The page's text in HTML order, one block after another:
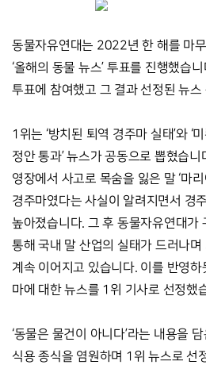
동물자유연대는 2022년 한 해를 마
‘올해의 동물 뉴스’ 투표를 진행했습
투표에 참여했고 그 결과 선정된 뉴스
1위는 ‘방치된 퇴역 경주마 실태’와 ‘
정안 통과’ 뉴스가 공동으로 뽑혔습
영장에서 사고로 목숨을 잃은 말 ‘마리
경주마였다는 사실이 알려지면서 경
높아졌습니다. 그 후 동물자유연대가
통해 국내 말 산업의 실태가 드러나
계속 이어지고 있습니다. 이를 반영
마에 대한 뉴스를 1위 기사로 선정했
‘동물은 물건이 아니다’라는 내용을
식용 종식을 염원하며 1위 뉴스로 선